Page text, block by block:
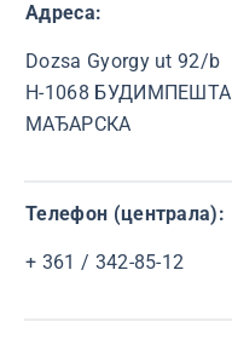
Адреса:
Dozsa Gyorgy ut 92/b
H-1068 БУДИМПЕШТА
МАЂАРСКА
Телефон (централа):
+ 361 / 342-85-12